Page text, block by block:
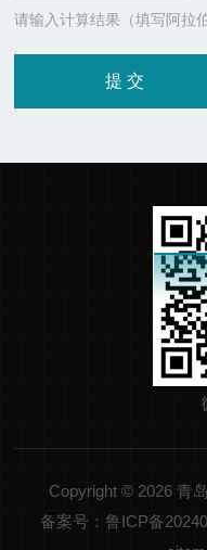
请输入计算结果（填写阿拉
Copyright © 2026 青
备案号：鲁ICP备